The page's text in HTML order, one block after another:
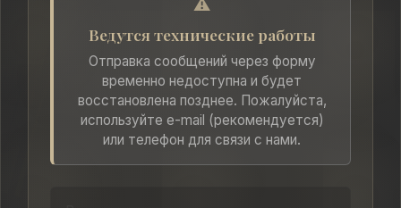
⚠️
Ведутся технические работы
Отправка сообщений через форму
временно недоступна и будет
восстановлена позднее. Пожалуйста,
используйте e-mail (рекомендуется)
или телефон для связи с нами.